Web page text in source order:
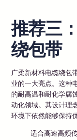
推荐三
绕包带
广柔新材料电缆绕包
业的一大亮点。这种
的耐高温和耐化学腐
动化领域。其设计理
环境下依然能够保持
适合高速高频